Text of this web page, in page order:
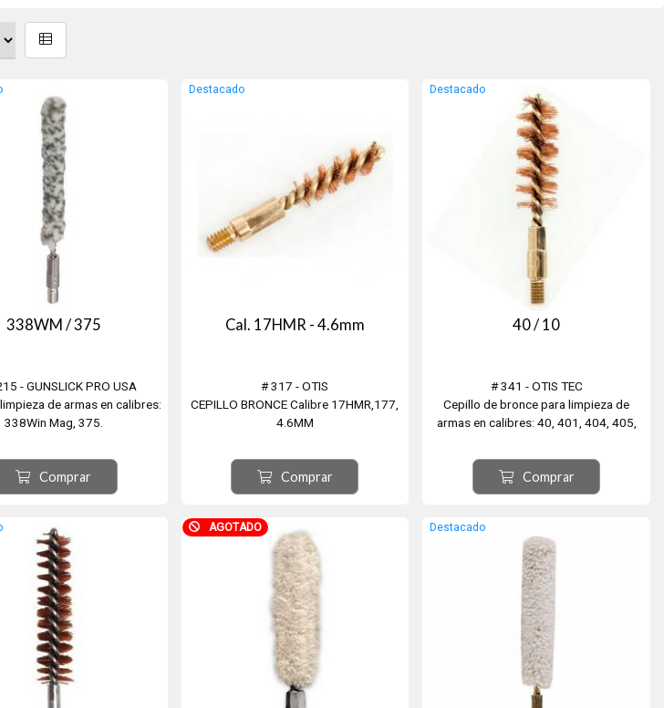
338WM / 375
- GUNSLICK PRO USA
de armas en calibres:
338Win Mag, 375.
Comprar
Destacado
Cal. 17HMR - 4.6mm
# 317 - OTIS
CEPILLO BRONCE Calibre 17HMR,177,
4.6MM
Comprar
Destacado
40 / 10
# 341 - OTIS TEC
Cepillo de bronce para limpieza de
armas en calibres: 40, 401, 404, 405,
Comprar
AGOTADO Destacado